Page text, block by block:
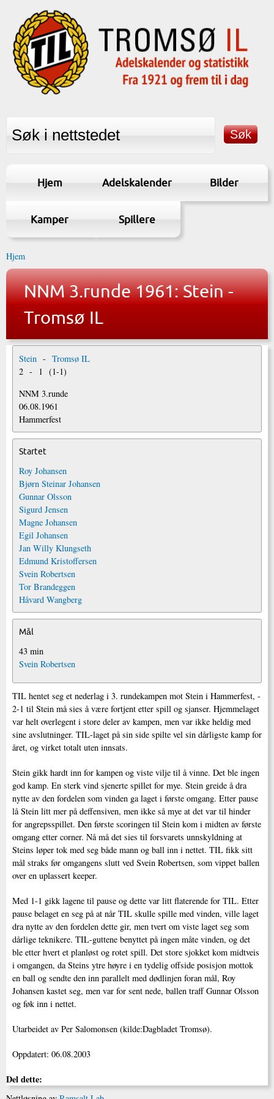
Hjem Adelskalender Bilder
Kamper Spillere
Hjem
NNM 3.runde 1961: Stein -
Tromsø IL
Stein - Tromsø IL
2 - 1 (1-1)
NNM 3.runde
06.08.1961
Hammerfest
Startet
Roy Johansen
Bjørn Steinar Johansen
Gunnar Olsson
Sigurd Jensen
Magne Johansen
Egil Johansen
Jan Willy Klungseth
Edmund Kristoffersen
Svein Robertsen
Tor Brandeggen
Håvard Wangberg
Mål
43 min
Svein Robertsen
TIL hentet seg et nederlag i 3. rundekampen mot Stein i Hammerfest, -
2-1 til Stein må sies å være fortjent etter spill og sjanser. Hjemmelaget
var helt overlegent i store deler av kampen, men var ikke heldig med
sine avslutninger. TIL-laget på sin side spilte vel sin dårligste kamp for
året, og virket totalt uten innsats.
Stein gikk hardt inn for kampen og viste vilje til å vinne. Det ble ingen
god kamp. En sterk vind sjenerte spillet for mye. Stein greide å dra
nytte av den fordelen som vinden ga laget i første omgang. Etter pause
lå Stein litt mer på deffensiven, men ikke så mye at det var til hinder
for angrepsspillet. Den første scoringen til Stein kom i midten av første
omgang etter corner. Nå må det sies til forsvarets unnskyldning at
Steins løper tok med seg både mann og ball inn i nettet. TIL fikk sitt
mål straks før omgangens slutt ved Svein Robertsen, som vippet ballen
over en uplassert keeper.
Med 1-1 gikk lagene til pause og dette var litt flaterende for TIL. Etter
pause belaget en seg på at når TIL skulle spille med vinden, ville laget
dra nytte av den fordelen dette gir, men tvert om viste laget seg som
dårlige teknikere. TIL-guttene benyttet på ingen måte vinden, og det
ble etter hvert et planløst og rotet spill. Det store sjokket kom midtveis
i omgangen, da Steins ytre høyre i en tydelig offside posisjon mottok
en ball og sendte den inn parallelt med dødlinjen foran mål, Roy
Johansen kastet seg, men var for sent nede, ballen traff Gunnar Olsson
og føk inn i nettet.
Utarbeidet av Per Salomonsen (kilde:Dagbladet Tromsø).
Oppdatert: 06.08.2003
Del dette: